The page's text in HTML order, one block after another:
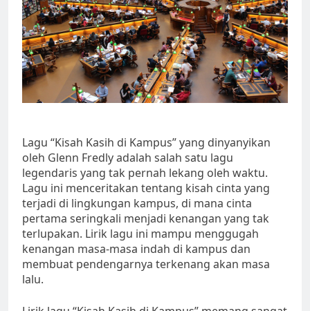
Lagu “Kisah Kasih di Kampus” yang dinyanyikan
oleh Glenn Fredly adalah salah satu lagu
legendaris yang tak pernah lekang oleh waktu.
Lagu ini menceritakan tentang kisah cinta yang
terjadi di lingkungan kampus, di mana cinta
pertama seringkali menjadi kenangan yang tak
terlupakan. Lirik lagu ini mampu menggugah
kenangan masa-masa indah di kampus dan
membuat pendengarnya terkenang akan masa
lalu.